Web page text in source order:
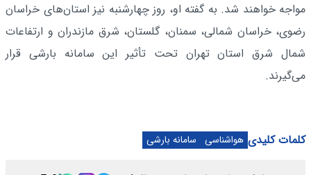
مواجه خواهند شد. به گفته او، روز چهارشنبه نیز استان‌های خراسان
رضوی، خراسان شمالی، سمنان، گلستان، شرق مازندران و ارتفاعات
شمال شرق استان تهران تحت تأثیر این سامانه بارشی قرار
می‌گیرند.
کلمات کلیدی هواشناسی سامانه بارشی